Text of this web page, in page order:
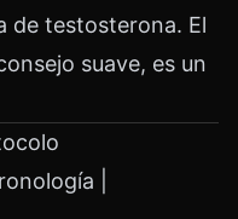
de testosterona. El
suave, es un
|